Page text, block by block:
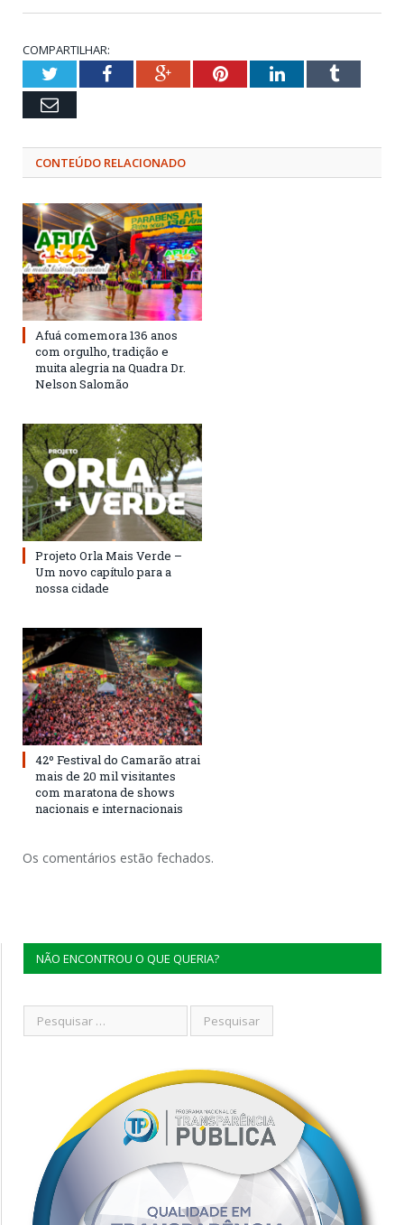
COMPARTILHAR:
TwitterFacebookGoogle+PinterestLinkedInTumblr
Email
CONTEÚDO RELACIONADO
Afuá comemora 136 anos
com orgulho, tradição e
muita alegria na Quadra Dr.
Nelson Salomão
Projeto Orla Mais Verde –
Um novo capítulo para a
nossa cidade
42º Festival do Camarão atrai
mais de 20 mil visitantes
com maratona de shows
nacionais e internacionais
Os comentários estão fechados.
NÃO ENCONTROU O QUE QUERIA?